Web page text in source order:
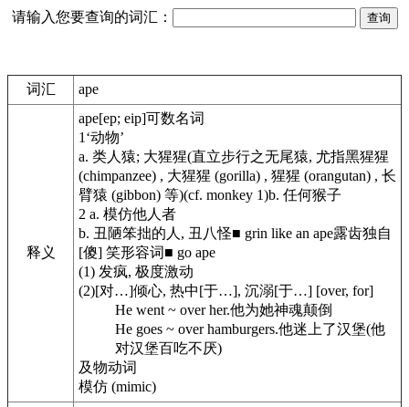
请输入您要查询的词汇：
词汇 ape
释义
ape[ep; eip]可数名词
1 ‘动物’
a. 类人猿; 大猩猩(直立步行之无尾猿, 尤指黑猩猩
(chimpanzee) , 大猩猩 (gorilla) , 猩猩 (orangutan) , 长
臂猿 (gibbon) 等)(cf. monkey 1)b. 任何猴子
2 a. 模仿他人者
b. 丑陋笨拙的人, 丑八怪■ grin like an ape露齿独自
[傻] 笑形容词■ go ape
(1) 发疯, 极度激动
(2)[对…]倾心, 热中[于…], 沉溺[于…] [over, for]
He went ~ over her.他为她神魂颠倒
He goes ~ over hamburgers.他迷上了汉堡(他
对汉堡百吃不厌)
及物动词
模仿 (mimic)